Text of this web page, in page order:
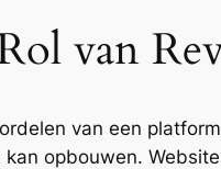
van
van een
kan opbouwen.